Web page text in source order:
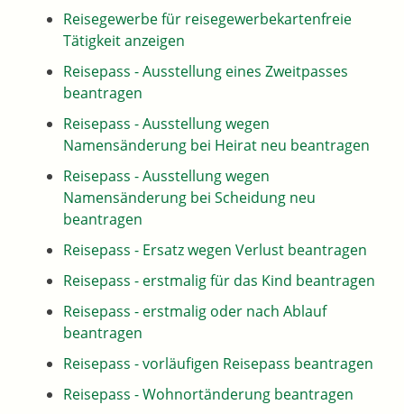
Reisegewerbe für reisegewerbekartenfreie
Tätigkeit anzeigen
Reisepass - Ausstellung eines Zweitpasses
beantragen
Reisepass - Ausstellung wegen
Namensänderung bei Heirat neu beantragen
Reisepass - Ausstellung wegen
Namensänderung bei Scheidung neu
beantragen
Reisepass - Ersatz wegen Verlust beantragen
Reisepass - erstmalig für das Kind beantragen
Reisepass - erstmalig oder nach Ablauf
beantragen
Reisepass - vorläufigen Reisepass beantragen
Reisepass - Wohnortänderung beantragen